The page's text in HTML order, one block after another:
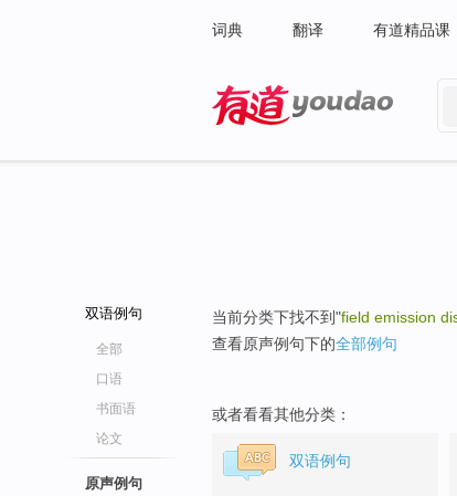
词典 翻译 有道精品课
双语例句
全部
口语
书面语
论文
原声例句
当前分类下找不到"field emission
查看原声例句下的全部例句
或者看看其他分类：
双语例句